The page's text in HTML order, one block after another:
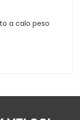
a calo peso